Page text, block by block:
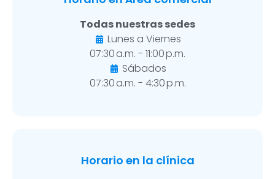
Todas nuestras sedes
Lunes a Viernes
07:30 a.m. - 11:00 p.m.
Sábados
07:30 a.m. - 4:30 p.m.
Horario en la clínica